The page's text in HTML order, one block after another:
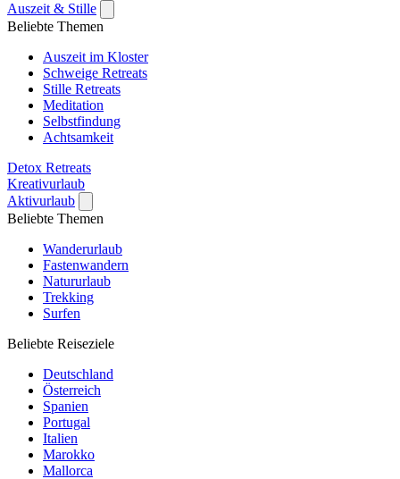
Auszeit & Stille
Beliebte Themen
Auszeit im Kloster
Schweige Retreats
Stille Retreats
Meditation
Selbstfindung
Achtsamkeit
Detox Retreats
Kreativurlaub
Aktivurlaub
Beliebte Themen
Wanderurlaub
Fastenwandern
Natururlaub
Trekking
Surfen
Beliebte Reiseziele
Deutschland
Österreich
Spanien
Portugal
Italien
Marokko
Mallorca